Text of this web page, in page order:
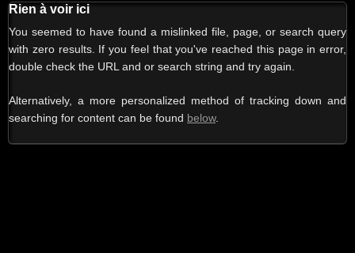
Rien à voir ici
You seemed to have found a mislinked file, page, or search query
with zero results. If you feel that you've reached this page in error,
double check the URL and or search string and try again.
Alternatively, a more personalized method of tracking down and
searching for content can be found below.